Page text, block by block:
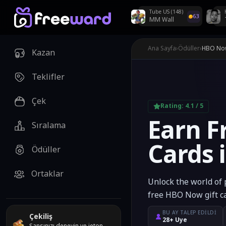
Tube US (148)
MM Wall 63
Kazan
Teklifler
Çek
Sıralama
Ödüller
Ortaklar
Çekiliş
Haftalık çekilişler
Ana Sayfa›Ödüller›HBO
Rating: 4.1 / 5
Earn
Cards
Unlock the world
free HBO Now gift
BU AY TALEP EDILDI
28+ Üye